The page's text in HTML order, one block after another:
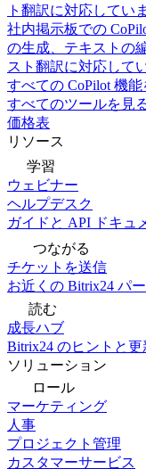
ト翻訳に対応してい
社内掲示板での
の生成、テキストの
スト翻訳に対応して
すべての CoPilot 機能
すべてのツールを見
価格表
リソース
学習
ウェビナー
ヘルプデスク
ガイドと API ドキュ
つながる
チケットを送信
お近くの Bitrix24 パ
読む
成長ハブ
Bitrix24 のヒントと更
ソリューション
ロール
マーケティング
人事
プロジェクト管理
カスタマーサービス